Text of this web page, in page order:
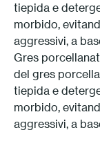
tiepida e
morbido,
aggressivi, a
Gres
del gres
tiepida e
morbido,
aggressivi, a